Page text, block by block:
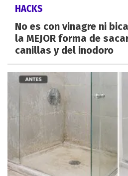
HACKS
No es con vinagre ni
la MEJOR forma de
canillas y del inodoro